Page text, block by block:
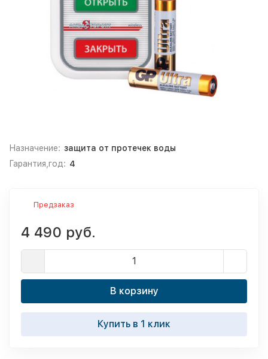
Назначение: защита от протечек воды
Гарантия,год: 4
Предзаказ
4 490 руб.
В корзину
Купить в 1 клик